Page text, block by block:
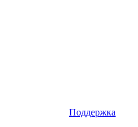
Поддержка